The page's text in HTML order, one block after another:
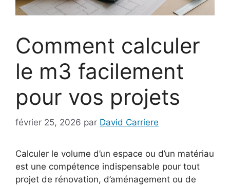
Comment calculer
le m3 facilement
pour vos projets
février 25, 2026 par David Carriere
Calculer le volume d’un espace ou d’un matériau
est une compétence indispensable pour tout
projet de rénovation, d’aménagement ou de